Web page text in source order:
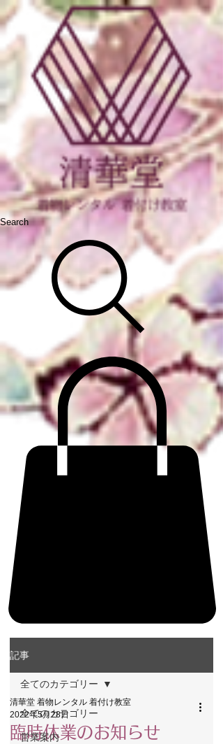
Search
記事
全てのカテゴリー
営業案内
全てのカテゴリー
臨時休業のお知らせ
清華堂 着物レンタル 着付け教室
2022年5月28日